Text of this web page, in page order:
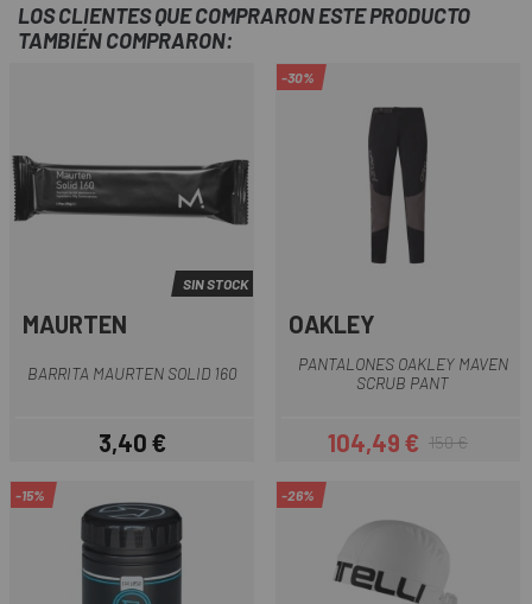
LOS CLIENTES QUE COMPRARON ESTE PRODUCTO
TAMBIÉN COMPRARON:
SIN STOCK
MAURTEN
BARRITA MAURTEN SOLID 160
Precio
3,40 €
-30%
OAKLEY
PANTALONES OAKLEY MAVEN
SCRUB PANT
Precio
104,49 €Precio regular
150 €
-15% -26%